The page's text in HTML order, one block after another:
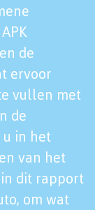
de
ervoor
vullen met
de
in het
van het
dit rapport
om wat